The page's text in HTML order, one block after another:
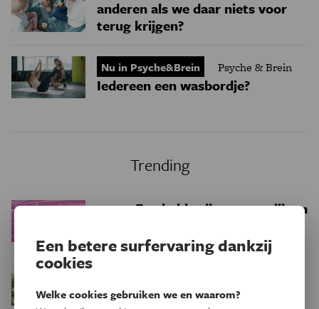
anderen als we daar niets voor
terug krijgen?
Nu in Psyche&Brein Psyche & Brein
Iedereen een wasbordje?
Trending
RuimteEen bakkerij op 400 miljoen
insecten in de winter?
Een betere surfervaring dankzij
cookies
Welke cookies gebruiken we en waarom?